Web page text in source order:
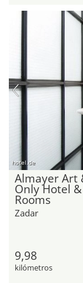
hotel.de
Almayer Art
Only Hotel
Rooms
Zadar
9,98
kilómetros